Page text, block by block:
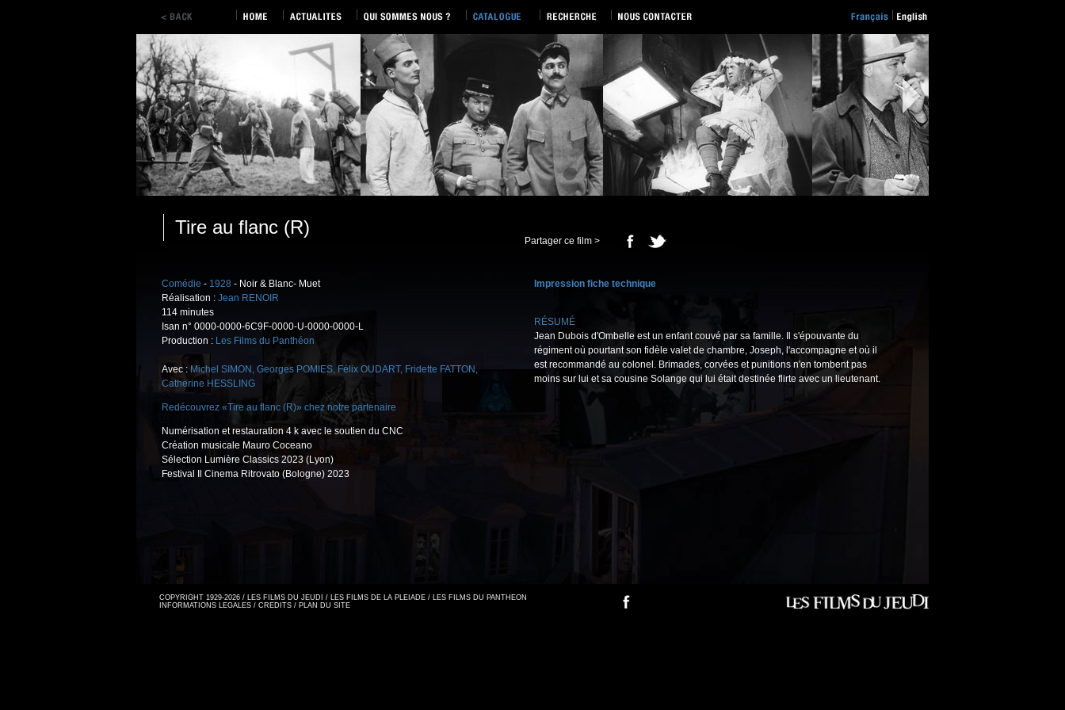
Tire au flanc (R)
Partager ce film >
Comédie - 1928 - Noir & Blanc- Muet
Réalisation : Jean RENOIR
114 minutes
Isan n° 0000-0000-6C9F-0000-U-0000-0000-L
Production : Les Films du Panthéon
Avec : Michel SIMON , Georges POMIES, Félix OUDART, Fridette FATTON ,
Catherine HESSLING
Redécouvrez «Tire au flanc (R)» chez notre partenaire
Numérisation et restauration 4 k avec le soutien du CNC
Création musicale Mauro Coceano
Sélection Lumière Classics 2023 (Lyon)
Festival Il Cinema Ritrovato (Bologne) 2023
Impression fiche technique
RÉSUMÉ
Jean Dubois d'Ombelle est un enfant couvé par sa famille. Il s'épouvante du
régiment où pourtant son fidèle valet de chambre, Joseph, l'accompagne et où il
est recommandé au colonel. Brimades, corvées et punitions n'en tombent pas
moins sur lui et sa cousine Solange qui lui était destinée flirte avec un lieutenant.
COPYRIGHT 1929-2026 / LES FILMS DU JEUDI / LES FILMS DE LA PLEIADE / LES FILMS DU PANTHEON
INFORMATIONS LEGALES / CREDITS / PLAN DU SITE